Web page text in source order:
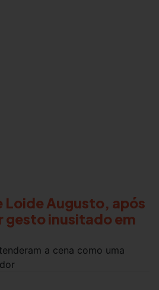
Loide Augusto, após
gesto inusitado em
a cena como uma